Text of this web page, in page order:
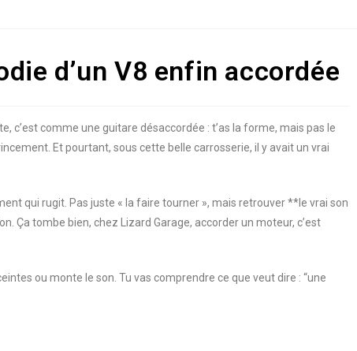
d’un V8 enfin accordée
c’est comme une guitare désaccordée : t’as la forme, mais pas le
Et pourtant, sous cette belle carrosserie, il y avait un vrai
qui rugit. Pas juste « la faire tourner », mais retrouver **le vrai son
Ça tombe bien, chez Lizard Garage, accorder un moteur, c’est
ou monte le son. Tu vas comprendre ce que veut dire : “une